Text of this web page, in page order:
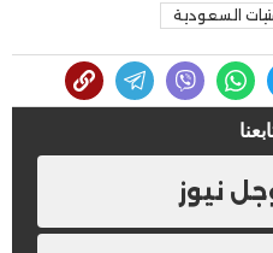
السعودية
نيوز